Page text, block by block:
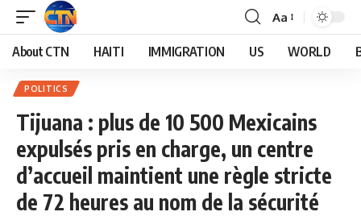
Aa
About CTN HAITI IMMIGRATION US WORLD
POLITICS
Tijuana : plus de 10 500 Mexicains
expulsés pris en charge, un centre
d’accueil maintient une règle stricte
de 72 heures au nom de la sécurité